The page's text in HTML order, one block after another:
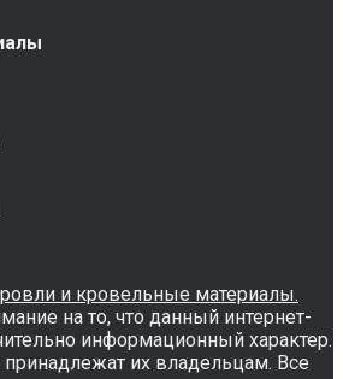
и кровельные материалы.
на то, что данный интернет-
информационный характер.
их владельцам. Все